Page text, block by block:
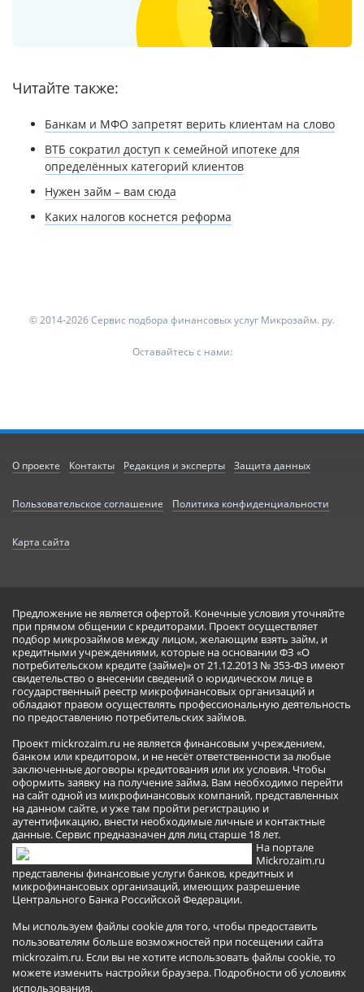
Читайте также:
Банкам и МФО запретят верить клиентам на слово
ВТБ сократил доступ к семейной ипотеке для
определённых категорий клиентов
Нужен займ – вам сюда
Каких налогов коснется реформа
© 2014-2026 Сервис подбора финансовых услуг Микрозайм. ру.
Оставайтесь с нами:
О проекте Контакты Редакция и эксперты Защита данных
Пользовательское соглашение Политика конфиденциальности
Карта сайта
Предложение не является офертой. Конечные условия уточняйте
при прямом общении с кредиторами. Проект осуществляет
подбор микрозаймов между лицом, желающим взять займ, и
кредитными учреждениями, которые на основании ФЗ «О
потребительском кредите (займе)» от 21.12.2013 № 353-ФЗ имеют
свидетельство о внесении сведений о юридическом лице в
государственный реестр микрофинансовых организаций и
обладают правом осуществлять профессиональную деятельность
по предоставлению потребительских займов.
Проект mickrozaim.ru не является финансовым учреждением,
банком или кредитором, и не несёт ответственности за любые
заключенные договоры кредитования или их условия. Чтобы
оформить заявку на получение займа, Вам необходимо перейти
на сайт одной из микрофинансовых компаний, представленных
на данном сайте, и уже там пройти регистрацию и
аутентификацию, внести необходимые личные и контактные
данные. Сервис предназначен для лиц старше 18 лет.
На портале
Mickrozaim.ru
представлены финансовые услуги банков, кредитных и
микрофинансовых организаций, имеющих разрешение
Центрального Банка Российской Федерации.
Мы используем файлы cookie для того, чтобы предоставить
пользователям больше возможностей при посещении сайта
mickrozaim.ru. Если вы не хотите использовать файлы cookie, то
можете изменить настройки браузера. Подробности об условиях
использования.